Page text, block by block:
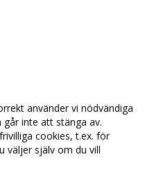
använder vi nödvändiga
inte att stänga av.
cookies, t.ex. för
väljer själv om du vill